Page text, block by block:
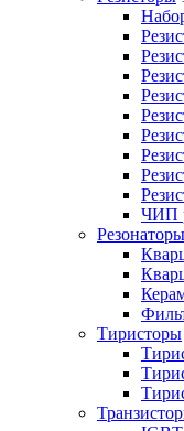
ЧИП
Тиристоры